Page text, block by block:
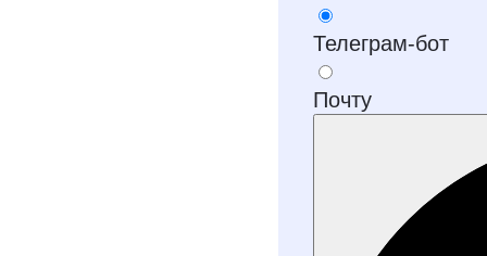
Телеграм-бот
Почту